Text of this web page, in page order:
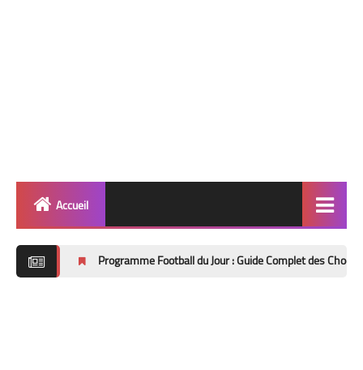
Accueil
Programme Football du Jour : Guide Complet des Chocs Européens et